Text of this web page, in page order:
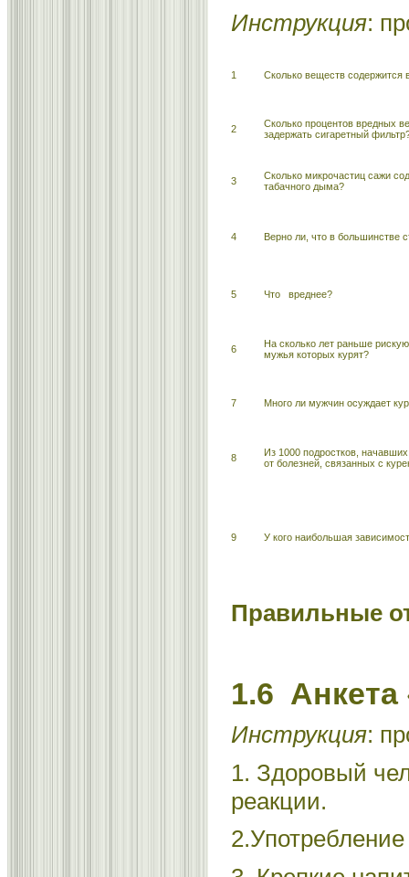
Инструкция:
1 Сколько веществ содержится
2
Сколько процентов вредных
задержать сигаретный
3
Сколько микрочастиц сажи
табачного дыма?
4 Верно ли, что в большинстве
5 Что вреднее?
6
На сколько лет раньше
мужья которых курят?
7 Много ли мужчин осуждает
8
Из 1000 подростков,
от болезней, связанных с
9 У кого наибольшая
Правильные
1.6
Инструкция:
1. Здоровый
реакции.